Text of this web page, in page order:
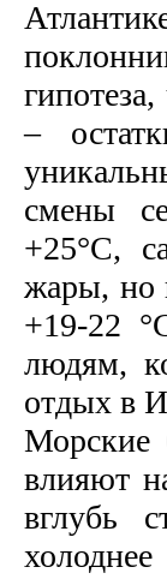
–
смены
+25°С,
жары, но
+19-22
людям,
отдых в
Морские
влияют
вглубь